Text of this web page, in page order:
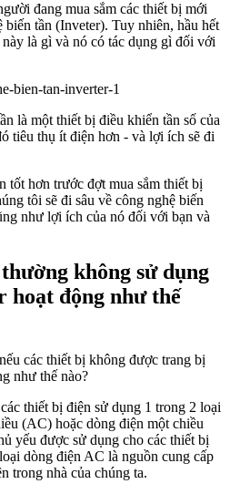
đang mua sắm các thiết bị mới
biến tần (Inveter). Tuy nhiên, hầu hết
là gì và nó có tác dụng gì đối với
là một thiết bị điều khiển tần số của
tiêu thụ ít điện hơn - và lợi ích sẽ đi
tốt hơn trước đợt mua sắm thiết bị
tôi sẽ đi sâu về công nghệ biến
như lợi ích của nó đối với bạn và
không sử dụng
hoạt động như thế
các thiết bị không được trang bị
như thế nào?
thiết bị điện sử dụng 1 trong 2 loại
(AC) hoặc dòng điện một chiều
yếu được sử dụng cho các thiết bị
dòng điện AC là nguồn cung cấp
trong nhà của chúng ta.